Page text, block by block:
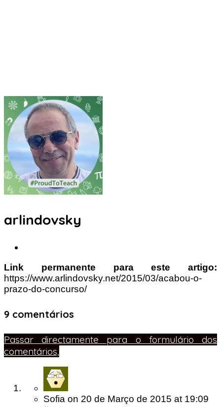
arlindovsky
Link permanente para este artigo:
https://www.arlindovsky.net/2015/03/acabou-o-
prazo-do-concurso/
9 comentários
Passar directamente para o formulário dos
comentários,
Sofia on 20 de Março de 2015 at 19:09